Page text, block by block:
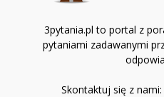
3pytania.pl to portal z
pytaniami zadawanymi
Skontaktuj się z nami: